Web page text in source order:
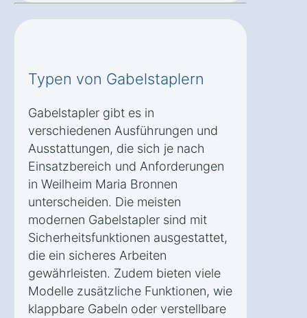
Typen von Gabelstaplern
Gabelstapler gibt es in
verschiedenen Ausführungen und
Ausstattungen, die sich je nach
Einsatzbereich und Anforderungen
in Weilheim Maria Bronnen
unterscheiden. Die meisten
modernen Gabelstapler sind mit
Sicherheitsfunktionen ausgestattet,
die ein sicheres Arbeiten
gewährleisten. Zudem bieten viele
Modelle zusätzliche Funktionen, wie
klappbare Gabeln oder verstellbare